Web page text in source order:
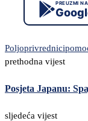
PREUZMI NA
Poljoprivrednici
prethodna vijest
Posjeta Japanu:
sljedeća vijest